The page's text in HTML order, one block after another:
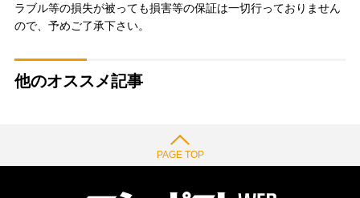
ラブル等の損失が被っても損害等の保証は一切行っておりません
ので、予めご了承下さい。
他のオススメ記事
PAGE TOP